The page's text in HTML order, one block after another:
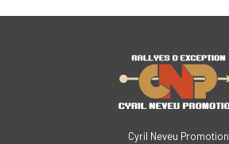
Cyril Neveu Promotion